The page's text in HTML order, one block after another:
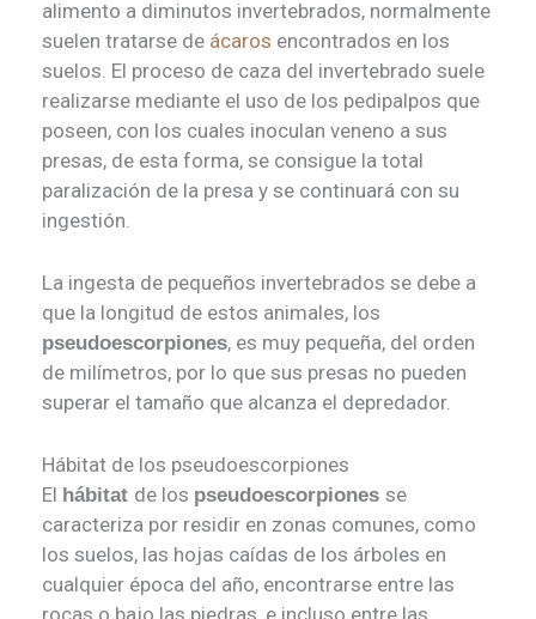
alimento a diminutos invertebrados, normalmente
suelen tratarse de ácaros encontrados en los
suelos. El proceso de caza del invertebrado suele
realizarse mediante el uso de los pedipalpos que
poseen, con los cuales inoculan veneno a sus
presas, de esta forma, se consigue la total
paralización de la presa y se continuará con su
ingestión.
La ingesta de pequeños invertebrados se debe a
que la longitud de estos animales, los
pseudoescorpiones, es muy pequeña, del orden
de milímetros, por lo que sus presas no pueden
superar el tamaño que alcanza el depredador.
Hábitat de los pseudoescorpiones
El hábitat de los pseudoescorpiones se
caracteriza por residir en zonas comunes, como
los suelos, las hojas caídas de los árboles en
cualquier época del año, encontrarse entre las